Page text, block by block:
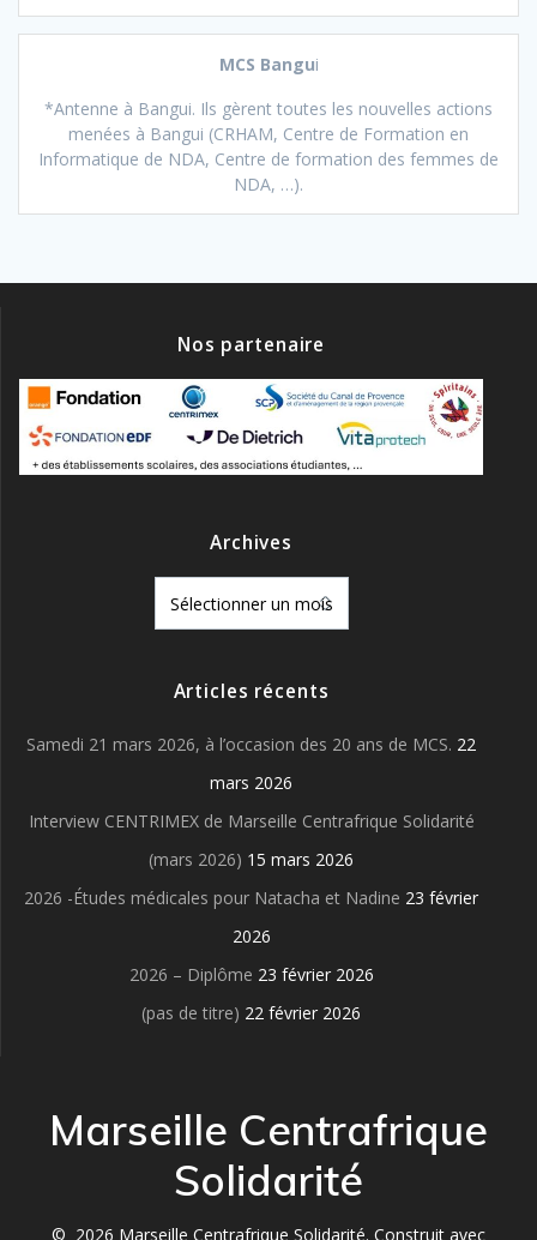
MCS Bangui
*Antenne à Bangui. Ils gèrent toutes les nouvelles actions
menées à Bangui (CRHAM, Centre de Formation en
Informatique de NDA, Centre de formation des femmes de
NDA, …).
Nos partenaire
Archives
Articles récents
Samedi 21 mars 2026, à l’occasion des 20 ans de MCS. 22
mars 2026
Interview CENTRIMEX de Marseille Centrafrique Solidarité
(mars 2026) 15 mars 2026
2026 -Études médicales pour Natacha et Nadine 23 février
2026
2026 – Diplôme 23 février 2026
(pas de titre) 22 février 2026
Marseille Centrafrique
Solidarité
© 2026 Marseille Centrafrique Solidarité. Construit avec